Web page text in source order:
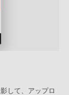
して、アップロ